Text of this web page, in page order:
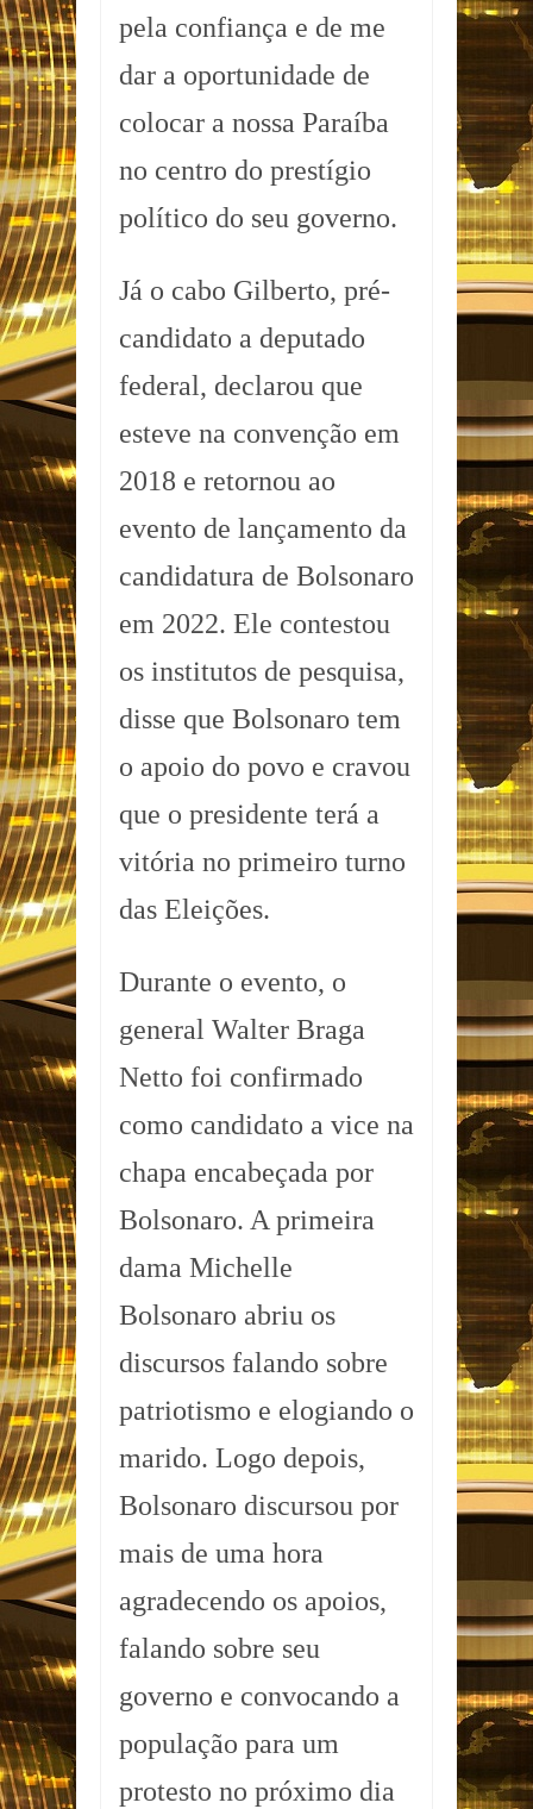
pela confiança e de me
dar a oportunidade de
colocar a nossa Paraíba
no centro do prestígio
político do seu governo.
Já o cabo Gilberto, pré-
candidato a deputado
federal, declarou que
esteve na convenção em
2018 e retornou ao
evento de lançamento da
candidatura de Bolsonaro
em 2022. Ele contestou
os institutos de pesquisa,
disse que Bolsonaro tem
o apoio do povo e cravou
que o presidente terá a
vitória no primeiro turno
das Eleições.
Durante o evento, o
general Walter Braga
Netto foi confirmado
como candidato a vice na
chapa encabeçada por
Bolsonaro. A primeira
dama Michelle
Bolsonaro abriu os
discursos falando sobre
patriotismo e elogiando o
marido. Logo depois,
Bolsonaro discursou por
mais de uma hora
agradecendo os apoios,
falando sobre seu
governo e convocando a
população para um
protesto no próximo dia